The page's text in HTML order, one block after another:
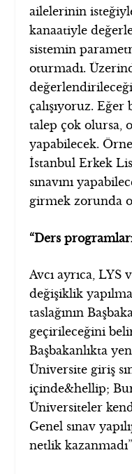
ailelerinin
kanaatiyle
sistemin
oturmadı.
çalışıyoruz.
talep çok olursa,
yapabilecek.
İstanbul Erkek
sınavını
girmek zorunda
“Ders
Avcı ayrıca, LYS
değişiklik
taslağının
geçirileceğini
Başbakanlıkta
Üniversite giriş
içinde&hellip;
Üniversiteler
Genel sınav
netlik